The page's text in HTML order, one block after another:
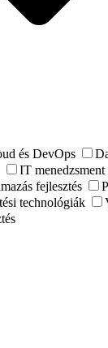
és DevOps
IT menedzsment
fejlesztés
technológiák